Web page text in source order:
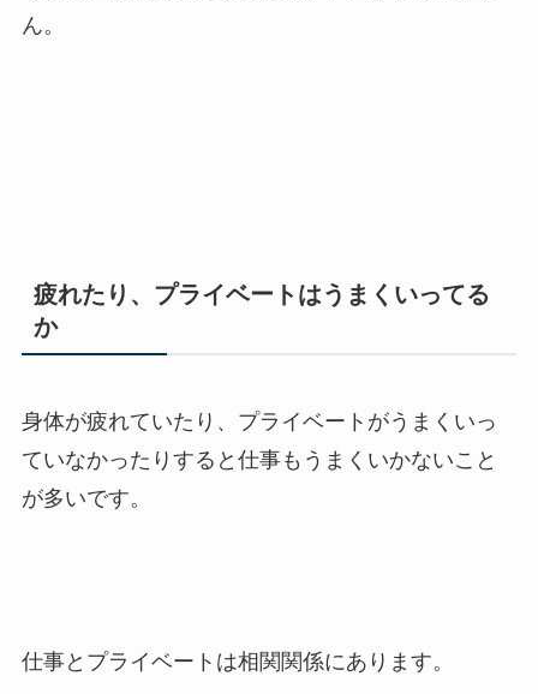
ん。
疲れたり、プライベートはうまくいってる
か
身体が疲れていたり、プライベートがうまくいっ
ていなかったりすると仕事もうまくいかないこと
が多いです。
仕事とプライベートは相関関係にあります。